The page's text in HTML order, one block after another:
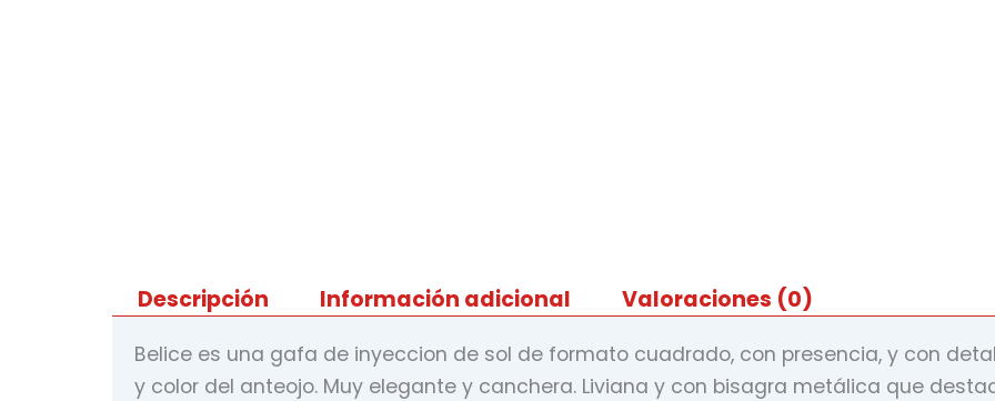
Descripción Información adicional Valoraciones (0)
Belice es una gafa de inyeccion de sol de formato cuadrado, con presencia, y con
y color del anteojo. Muy elegante y canchera. Liviana y con bisagra metálica que